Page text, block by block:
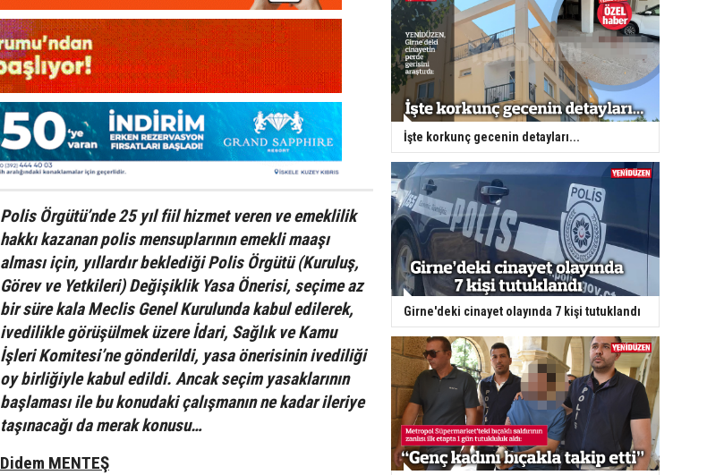
Polis Örgütü’nde 25 yıl fiil hizmet veren ve emeklilik
hakkı kazanan polis mensuplarının emekli maaşı
alması için, yıllardır beklediği Polis Örgütü (Kuruluş,
Görev ve Yetkileri) Değişiklik Yasa Önerisi, seçime az
bir süre kala Meclis Genel Kurulunda kabul edilerek,
ivedilikle görüşülmek üzere İdari, Sağlık ve Kamu
İşleri Komitesi’ne gönderildi, yasa önerisinin ivediliği
oy birliğiyle kabul edildi. Ancak seçim yasaklarının
başlaması ile bu konudaki çalışmanın ne kadar ileriye
taşınacağı da merak konusu…
Didem MENTEŞ
İşte korkunç gecenin detayları...
Girne'deki cinayet olayında 7 kişi tutuklandı